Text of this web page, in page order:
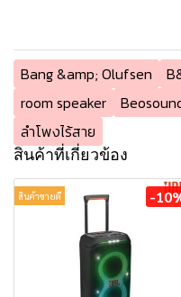
Bang &amp; Olufsen
room speaker
ลำโพงไร้สาย
สินค้าที่เกี่ยวข้อง
สินค้าขายดี -